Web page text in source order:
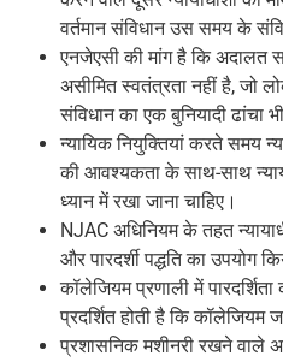
वर्तमान संविधान उस समय के
एनजेएसी की मांग है कि अदालत
असीमित स्वतंत्रता नहीं है, जो
संविधान का एक बुनियादी ढांचा
न्यायिक नियुक्तियां करते समय
की आवश्यकता के साथ-साथ
ध्यान में रखा जाना चाहिए।
NJAC अधिनियम के तहत
और पारदर्शी पद्धति का उपयोग
कॉलेजियम प्रणाली में
प्रदर्शित होती है कि कॉलेजियम
प्रशासनिक मशीनरी रखने वाले